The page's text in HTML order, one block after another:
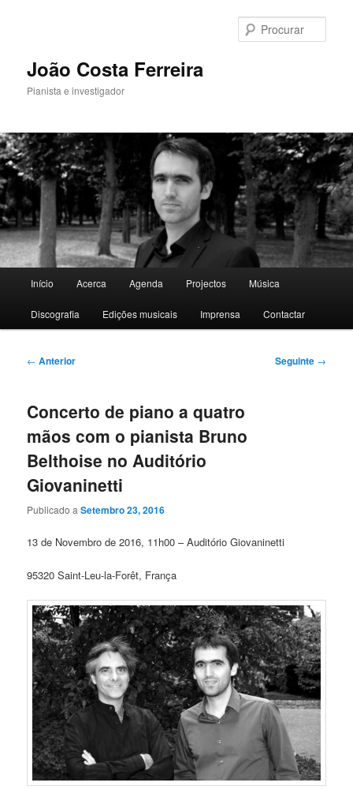
primárioJoão Costa Ferreira
Pianista e investigador
principal
Início Acerca Agenda Projectos Música
Discografia Edições musicais Imprensa Contactar
Navegação
← Anterior Seguinte →
Concerto de piano a quatro
mãos com o pianista Bruno
Belthoise no Auditório
Giovaninetti
Publicado aSetembro 23, 2016
13 de Novembro de 2016, 11h00 – Auditório Giovaninetti
95320 Saint-Leu-la-Forêt, França